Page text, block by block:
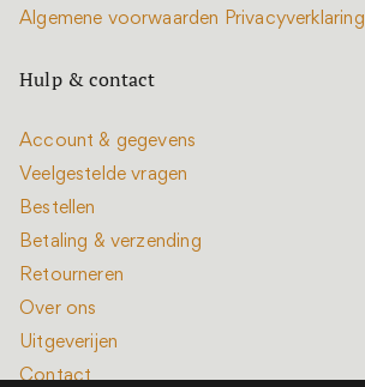
Algemene voorwaarden Privacyverklaring
Hulp & contact
Account & gegevens
Veelgestelde vragen
Bestellen
Betaling & verzending
Retourneren
Over ons
Uitgeverijen
Contact